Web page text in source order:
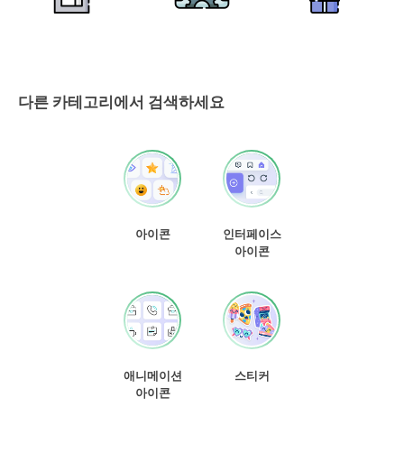
다른 카테고리에서 검색하세요
아이콘
인터페이스
아이콘
애니메이션
아이콘
스티커